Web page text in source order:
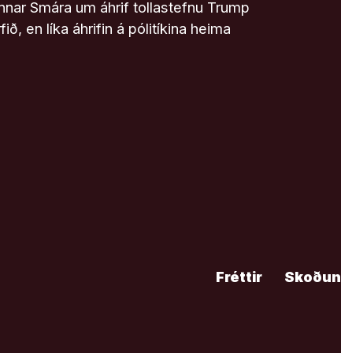
Smára um áhrif tollastefnu Trump
en líka áhrifin á pólitíkina heima
Fréttir Skoðun